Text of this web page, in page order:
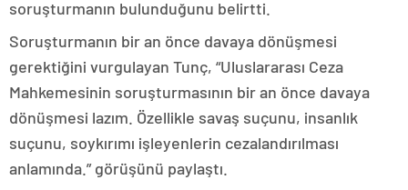
soruşturmanın bulunduğunu belirtti.
Soruşturmanın bir an önce davaya dönüşmesi
gerektiğini vurgulayan Tunç, “Uluslararası Ceza
Mahkemesinin soruşturmasının bir an önce davaya
dönüşmesi lazım. Özellikle savaş suçunu, insanlık
suçunu, soykırımı işleyenlerin cezalandırılması
anlamında.” görüşünü paylaştı.